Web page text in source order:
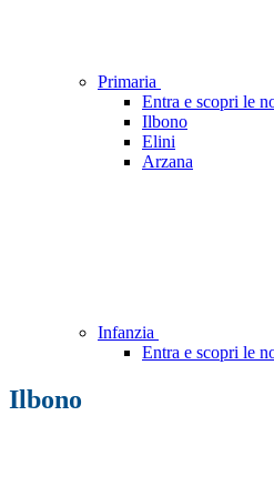
Primaria
Entra e scopri le
Ilbono
Elini
Arzana
Infanzia
Entra e scopri le
Ilbono